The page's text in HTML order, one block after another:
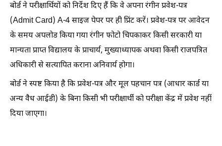
बोर्ड ने परीक्षार्थियों को निर्देश दिए हैं कि वे अपना रंगीन प्रवेश-पत्र
(Admit Card) A-4 साइज पेपर पर ही प्रिंट करें। प्रवेश-पत्र पर आवेदन
के समय अपलोड किया गया रंगीन फोटो चिपकाकर किसी सरकारी या
मान्यता प्राप्त विद्यालय के प्राचार्य, मुख्याध्यापक अथवा किसी राजपत्रित
अधिकारी से सत्यापित कराना अनिवार्य होगा।
बोर्ड ने स्पष्ट किया है कि प्रवेश-पत्र और मूल पहचान पत्र (आधार कार्ड या
अन्य वैध आईडी) के बिना किसी भी परीक्षार्थी को परीक्षा केंद्र में प्रवेश नहीं
दिया जाएगा।